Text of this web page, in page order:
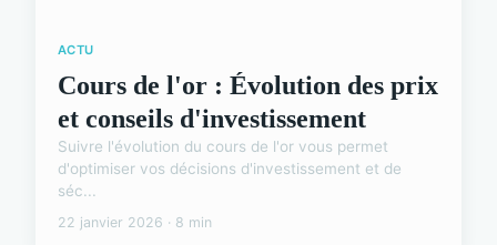
ACTU
Cours de l'or : Évolution des prix
et conseils d'investissement
Suivre l'évolution du cours de l'or vous permet
d'optimiser vos décisions d'investissement et de
séc...
22 janvier 2026 · 8 min